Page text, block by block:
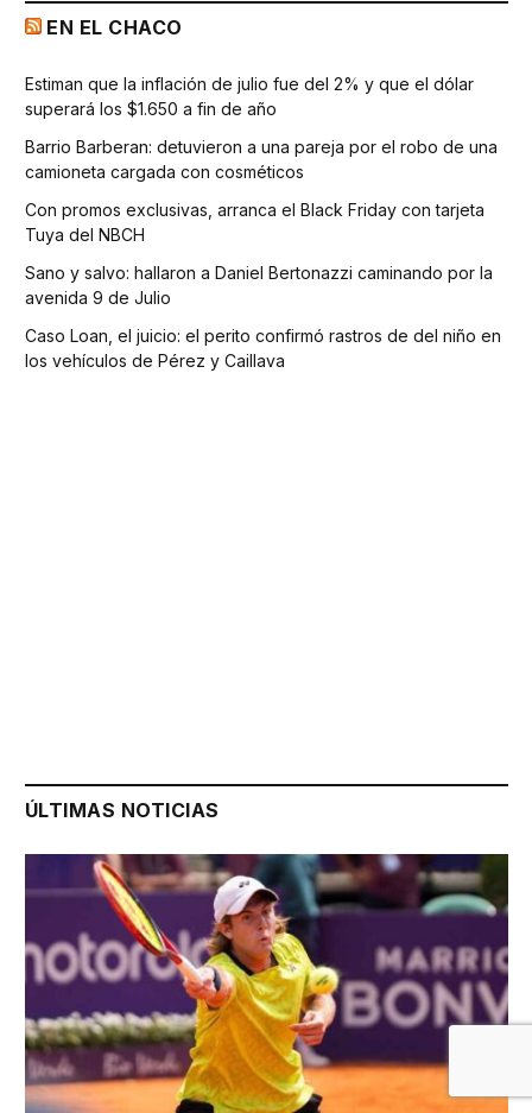
EN EL CHACO
Estiman que la inflación de julio fue del 2% y que el dólar
superará los $1.650 a fin de año
Barrio Barberan: detuvieron a una pareja por el robo de una
camioneta cargada con cosméticos
Con promos exclusivas, arranca el Black Friday con tarjeta
Tuya del NBCH
Sano y salvo: hallaron a Daniel Bertonazzi caminando por la
avenida 9 de Julio
Caso Loan, el juicio: el perito confirmó rastros de del niño en
los vehículos de Pérez y Caillava
ÚLTIMAS NOTICIAS